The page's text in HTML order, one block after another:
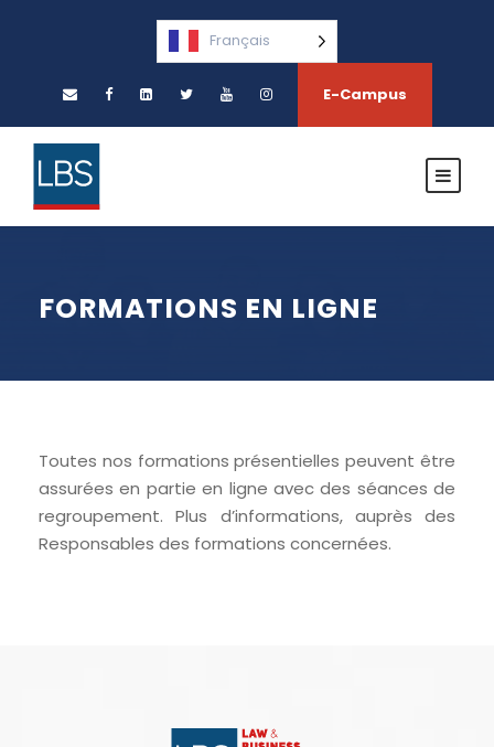
Français
E-Campus
FORMATIONS EN LIGNE
Toutes nos formations présentielles peuvent être
assurées en partie en ligne avec des séances de
regroupement. Plus d’informations, auprès des
Responsables des formations concernées.